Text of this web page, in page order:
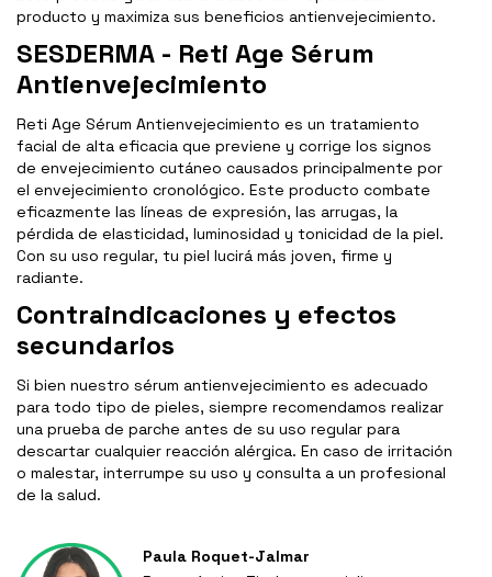
producto y maximiza sus beneficios antienvejecimiento.
SESDERMA - Reti Age Sérum
Antienvejecimiento
Reti Age Sérum Antienvejecimiento es un tratamiento
facial de alta eficacia que previene y corrige los signos
de envejecimiento cutáneo causados principalmente por
el envejecimiento cronológico. Este producto combate
eficazmente las líneas de expresión, las arrugas, la
pérdida de elasticidad, luminosidad y tonicidad de la piel.
Con su uso regular, tu piel lucirá más joven, firme y
radiante.
Contraindicaciones y efectos
secundarios
Si bien nuestro sérum antienvejecimiento es adecuado
para todo tipo de pieles, siempre recomendamos realizar
una prueba de parche antes de su uso regular para
descartar cualquier reacción alérgica. En caso de irritación
o malestar, interrumpe su uso y consulta a un profesional
de la salud.
Paula Roquet-Jalmar